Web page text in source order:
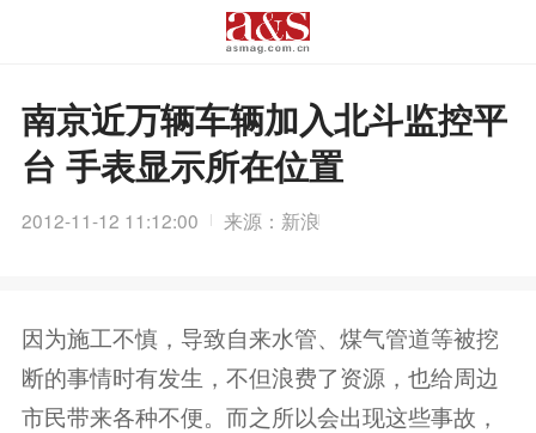
南京近万辆车辆加入北斗监控平
台 手表显示所在位置
2012-11-12 11:12:00 来源：新浪
因为施工不慎，导致自来水管、煤气管道等被挖
断的事情时有发生，不但浪费了资源，也给周边
市民带来各种不便。而之所以会出现这些事故，